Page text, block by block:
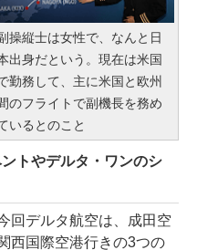
操縦士は女性で、なんと日
出身だという。現在は米国
勤務して、主に米国と欧州
のフライトで副機長を務め
いるとのこと
トやデルタ・ワンのシ
回デルタ航空は、成田空
西国際空港行きの3つの